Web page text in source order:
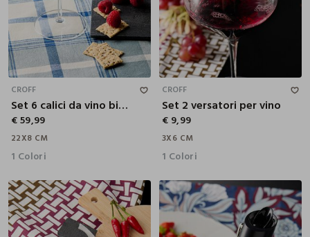
22X8 CM
CROFF
Set 6 calici da vino bianco
€ 59,99
22X8 CM
1 Colori
3X6 CM
CROFF
Set 2 versatori per vino
€ 9,99
3X6 CM
1 Colori